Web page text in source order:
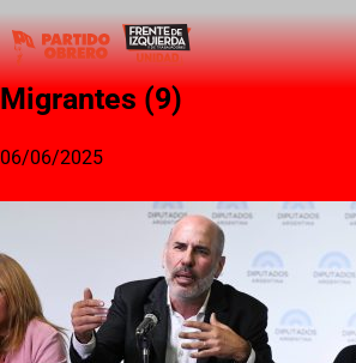
Migrantes (9)
06/06/2025